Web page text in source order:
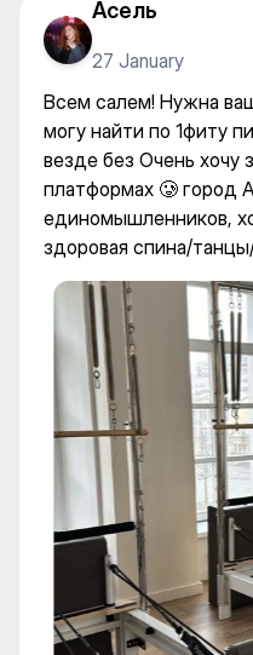
Асель
27 January
Всем салем! Нужна
могу найти по 1фиту
везде без Очень хочу
платформах 🥲 город
единомышленников,
здоровая спина/